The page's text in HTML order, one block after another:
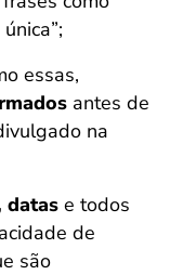
essas,
antes de
na
datas e todos
de
são